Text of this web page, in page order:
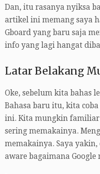
Dan, itu rasanya nyiksa
artikel ini memang saya
Gboard yang baru saja
info yang lagi hangat
Latar Belakang
Oke, sebelum kita bahas
Bahasa baru itu, kita
ini. Kita mungkin familiar
sering memakainya.
memakainya. Saya
aware bagaimana